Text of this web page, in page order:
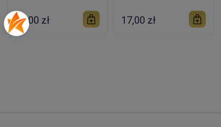
17,00 zł 17,00 zł